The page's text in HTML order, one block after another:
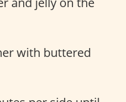
with buttered